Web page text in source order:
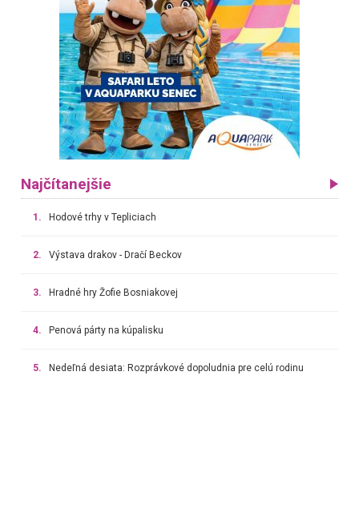
Najčítanejšie
1. Hodové trhy v Tepliciach
2. Výstava drakov - Dračí Beckov
3. Hradné hry Žofie Bosniakovej
4. Penová párty na kúpalisku
5. Nedeľná desiata: Rozprávkové dopoludnia pre celú rodinu